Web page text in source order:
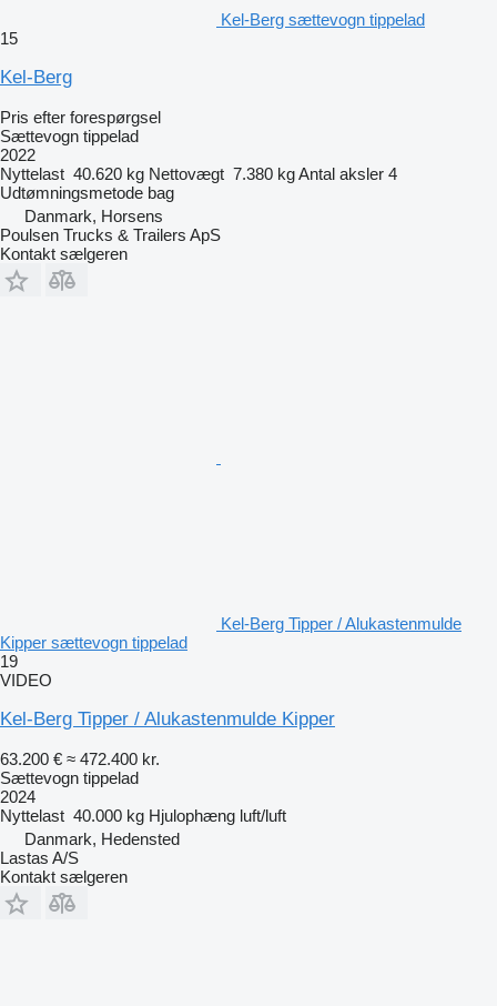
Kel-Berg sættevogn tippelad
15
Kel-Berg
Pris efter forespørgsel
Sættevogn tippelad
2022
Nyttelast 40.620 kg Nettovægt 7.380 kgAntal aksler 4
Udtømningsmetode bag
Danmark, Horsens
Poulsen Trucks & Trailers ApS
Kontakt sælgeren
Kel-Berg Tipper / Alukastenmulde
Kipper sættevogn tippelad
19
VIDEO
Kel-Berg Tipper / Alukastenmulde Kipper
63.200 € ≈ 472.400 kr.
Sættevogn tippelad
2024
Nyttelast 40.000 kg Hjulophæng luft/luft
Danmark, Hedensted
Lastas A/S
Kontakt sælgeren